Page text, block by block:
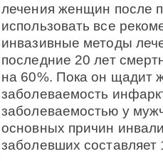
лечения женщин после
использовать все
инвазивные методы
последние 20 лет
на 60%. Пока он щадит
заболеваемость
заболеваемостью у
основных причин
заболевших составляет